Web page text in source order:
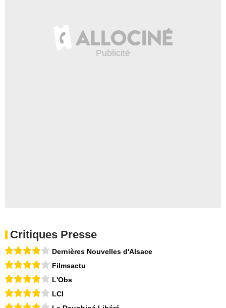
Critiques Presse
Dernières Nouvelles d'Alsace
Filmsactu
L'Obs
LCI